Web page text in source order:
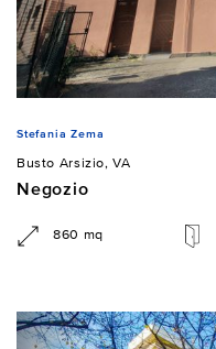
Stefania Zema
Busto Arsizio, VA
Negozio
860 mq